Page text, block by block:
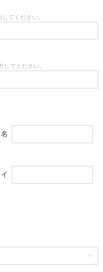
てください。
てください。
名
イ